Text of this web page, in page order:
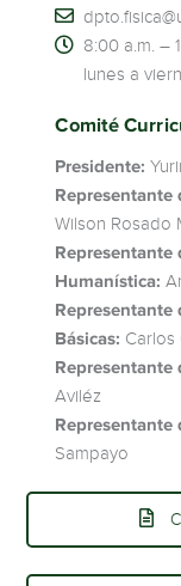
8:00 a.m. –
lunes a
Comité
Presidente:
Representante
Wilson Rosado
Representante
Humanística:
Representante
Básicas: Carlos
Representante
Aviléz
Representante
Sampayo